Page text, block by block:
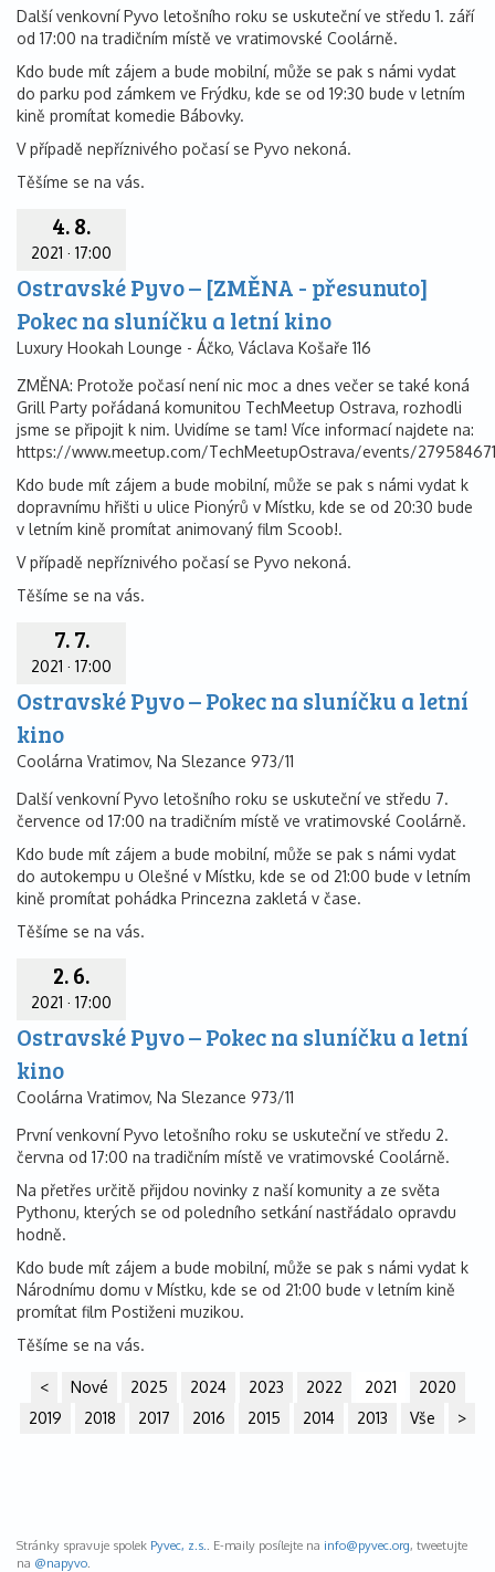
Další venkovní Pyvo letošního roku se uskuteční ve středu 1. září
od 17:00 na tradičním místě ve vratimovské Coolárně.
Kdo bude mít zájem a bude mobilní, může se pak s námi vydat
do parku pod zámkem ve Frýdku, kde se od 19:30 bude v letním
kině promítat komedie Bábovky.
V případě nepříznivého počasí se Pyvo nekoná.
Těšíme se na vás.
4. 8.
2021 ·17:00
Ostravské Pyvo – [ZMĚNA - přesunuto]
Pokec na sluníčku a letní kino
Luxury Hookah Lounge - Áčko, Václava Košaře 116
ZMĚNA: Protože počasí není nic moc a dnes večer se také koná
Grill Party pořádaná komunitou TechMeetup Ostrava, rozhodli
jsme se připojit k nim. Uvidíme se tam! Více informací najdete na:
https://www.meetup.com/TechMeetupOstrava/events/
Kdo bude mít zájem a bude mobilní, může se pak s námi vydat k
dopravnímu hřišti u ulice Pionýrů v Místku, kde se od 20:30 bude
v letním kině promítat animovaný film Scoob!.
V případě nepříznivého počasí se Pyvo nekoná.
Těšíme se na vás.
7. 7.
2021 ·17:00
Ostravské Pyvo – Pokec na sluníčku a letní
kino
Coolárna Vratimov, Na Slezance 973/11
Další venkovní Pyvo letošního roku se uskuteční ve středu 7.
července od 17:00 na tradičním místě ve vratimovské Coolárně.
Kdo bude mít zájem a bude mobilní, může se pak s námi vydat
do autokempu u Olešné v Místku, kde se od 21:00 bude v letním
kině promítat pohádka Princezna zakletá v čase.
Těšíme se na vás.
2. 6.
2021 ·17:00
Ostravské Pyvo – Pokec na sluníčku a letní
kino
Coolárna Vratimov, Na Slezance 973/11
První venkovní Pyvo letošního roku se uskuteční ve středu 2.
června od 17:00 na tradičním místě ve vratimovské Coolárně.
Na přetřes určitě přijdou novinky z naší komunity a ze světa
Pythonu, kterých se od poledního setkání nastřádalo opravdu
hodně.
Kdo bude mít zájem a bude mobilní, může se pak s námi vydat k
Národnímu domu v Místku, kde se od 21:00 bude v letním kině
promítat film Postiženi muzikou.
Těšíme se na vás.
< Nové 2025 2024 2023 2022 2021
2020
2019
2018 2017 2016 2015 2014 2013 Vše >
Stránky spravuje spolek Pyvec, z.s. . E-maily posílejte na info@pyvec.org, tweetujte
na @napyvo